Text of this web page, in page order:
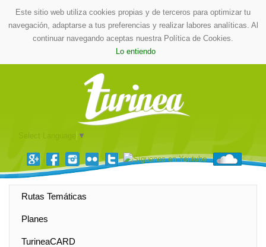
Este sitio web utiliza cookies propias y de terceros para optimizar tu
navegación, adaptarse a tus preferencias y realizar labores analíticas. Al
continuar navegando aceptas nuestra Política de Cookies.
Lo entiendo
▼
Rutas Temáticas
Planes
TurineaCARD